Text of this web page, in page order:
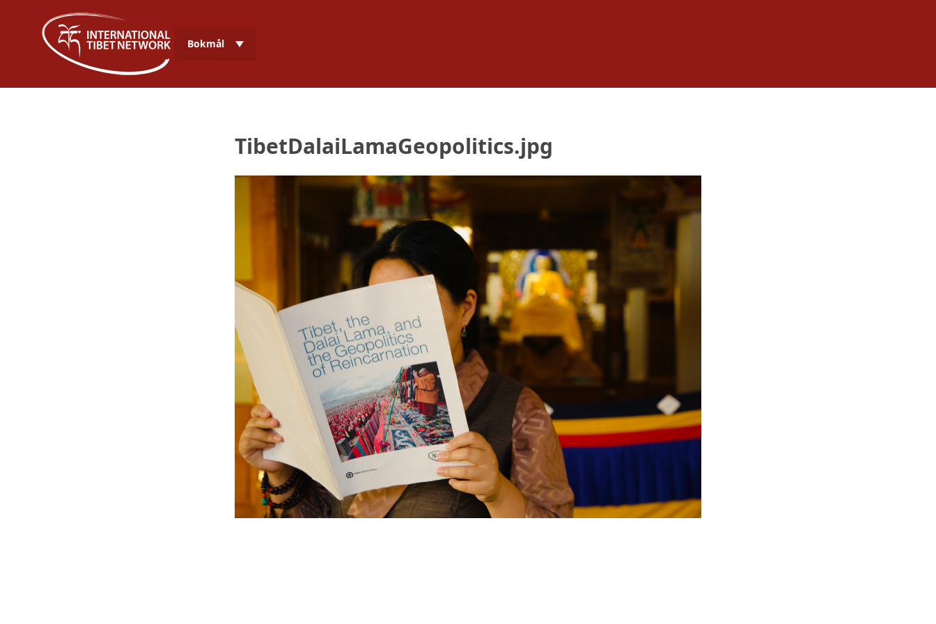
Bokmål
TibetDalaiLamaGeopolitics.jpg